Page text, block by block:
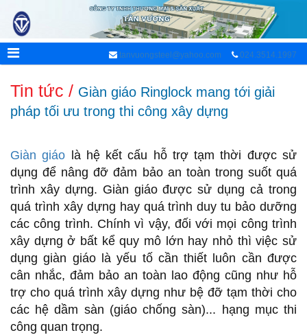
024.3514.1997
tanvuongsteel@yahoo.com
Tin tức / Giàn giáo Ringlock mang tới giải
pháp tối ưu trong thi công xây dựng
Giàn giáo là hệ kết cấu hỗ trợ tạm thời được sử
dụng để nâng đỡ đảm bảo an toàn trong suốt quá
trình xây dựng. Giàn giáo được sử dụng cả trong
quá trình xây dựng hay quá trình duy tu bảo dưỡng
các công trình. Chính vì vậy, đối với mọi công trình
xây dựng ở bất kể quy mô lớn hay nhỏ thì việc sử
dụng giàn giáo là yếu tố cần thiết luôn cần được
cân nhắc, đảm bảo an toàn lao động cũng như hỗ
trợ cho quá trình xây dựng như bệ đỡ tạm thời cho
các hệ dầm sàn (giáo chống sàn)... hạng mục thi
công quan trọng.